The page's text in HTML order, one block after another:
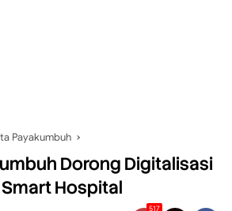
Payakumbuh
Dorong Digitalisasi
Smart Hospital
517